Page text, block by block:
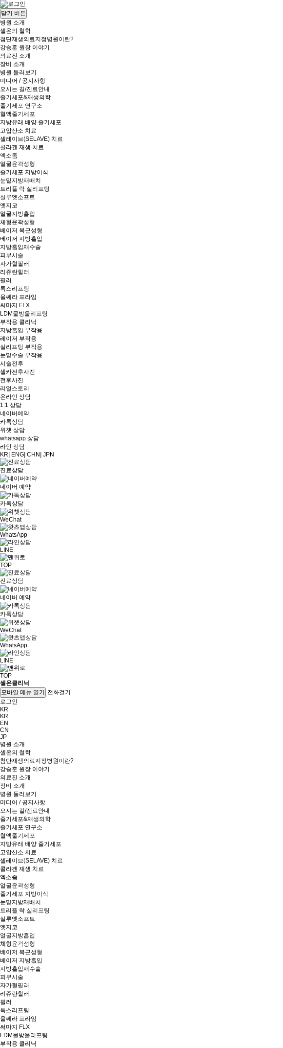
닫기 버튼
병원 소개
셀온의 철학
첨단재생의료지정병원이란?
강승훈 원장 이야기
의료진 소개
장비 소개
병원 둘러보기
미디어 / 공지사항
오시는 길/진료안내
줄기세포&재생의학
줄기세포 연구소
혈액줄기세포
지방유래 배양 줄기세포
고압산소 치료
셀레이브(SELAVE) 치료
콜라겐 재생 치료
엑소좀
얼굴윤곽성형
줄기세포 지방이식
눈밑지방재배치
트리플 락 실리프팅
실루엣소프트
엣지코
얼굴지방흡입
체형윤곽성형
베이저 복근성형
베이저 지방흡입
지방흡입재수술
피부시술
자가혈필러
리쥬란힐러
필러
톡스리프팅
울쎄라 프라임
써마지 FLX
LDM물방울리프팅
부작용 클리닉
지방흡입 부작용
레이저 부작용
실리프팅 부작용
눈밑수술 부작용
시술전후
셀카전후사진
전후사진
리얼스토리
온라인 상담
1:1 상담
네이버예약
카톡상담
위챗 상담
whatsapp 상담
라인 상담
KR
ENG CHN JPN
진료상담
네이버 예약
카톡상담
WeChat
WhatsApp
LINE
TOP
진료상담
네이버 예약
카톡상담
WeChat
WhatsApp
LINE
TOP
셀온클리닉
모바일 메뉴 열기
전화걸기
로그인
KR
KR
EN
CN
JP
병원 소개
셀온의 철학
첨단재생의료지정병원이란?
강승훈 원장 이야기
의료진 소개
장비 소개
병원 둘러보기
미디어 / 공지사항
오시는 길/진료안내
줄기세포&재생의학
줄기세포 연구소
혈액줄기세포
지방유래 배양 줄기세포
고압산소 치료
셀레이브(SELAVE) 치료
콜라겐 재생 치료
엑소좀
얼굴윤곽성형
줄기세포 지방이식
눈밑지방재배치
트리플 락 실리프팅
실루엣소프트
엣지코
얼굴지방흡입
체형윤곽성형
베이저 복근성형
베이저 지방흡입
지방흡입재수술
피부시술
자가혈필러
리쥬란힐러
필러
톡스리프팅
울쎄라 프라임
써마지 FLX
LDM물방울리프팅
부작용 클리닉